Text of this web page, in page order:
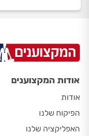
אודות המקצוענים
אודות
הפיקוח שלנו
האפליקציה שלנו